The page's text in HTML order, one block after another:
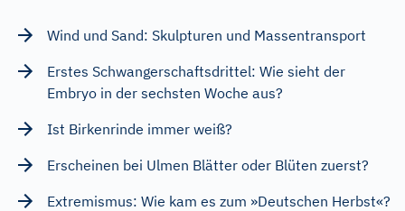
Wind und Sand: Skulpturen und Massentransport
Erstes Schwangerschaftsdrittel: Wie sieht der
Embryo in der sechsten Woche aus?
Ist Birkenrinde immer weiß?
Erscheinen bei Ulmen Blätter oder Blüten zuerst?
Extremismus: Wie kam es zum »Deutschen Herbst«?